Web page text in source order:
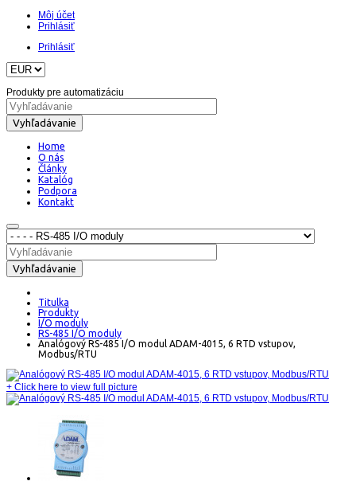
Môj účet
Prihlásiť
Prihlásiť
Produkty pre automatizáciu
Vyhľadávanie
Home
O nás
Články
Katalóg
Podpora
Kontakt
Vyhľadávanie
Titulka
Produkty
I/O moduly
RS-485 I/O moduly
Analógový RS-485 I/O modul ADAM-4015, 6 RTD vstupov,
Modbus/RTU
+ Click here to view full picture